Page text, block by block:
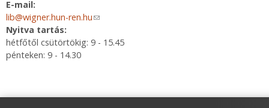
E-mail:
lib@wigner.hun-ren.hu(link sends e-mail)
Nyitva tartás:
hétfőtől csütörtökig: 9 - 15.45
pénteken: 9 - 14.30